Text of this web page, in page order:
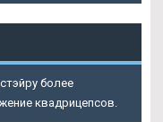
более
квадрицепсов.